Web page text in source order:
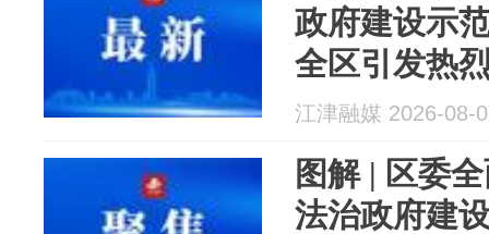
政府建设示
全区引发热
江津融媒 2026-08-
图解 | 区委
法治政府建